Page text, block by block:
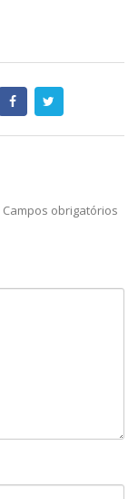
Campos obrigatórios